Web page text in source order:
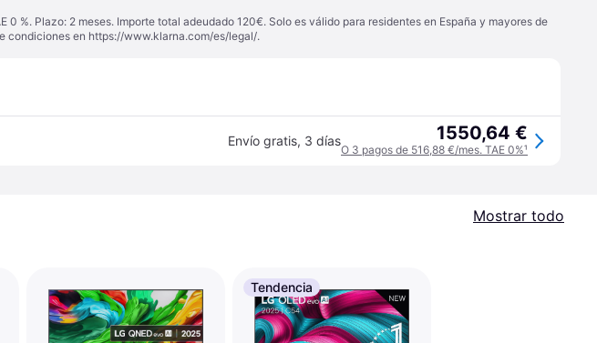
%. Plazo: 2 meses. Importe total adeudado 120€. Solo es válido para residentes en España y mayores de
condiciones en https://www.klarna.com/es/legal/.
Envío gratis, 3 días 1550,64 €
O 3 pagos de 516,88 €/mes. TAE 0%¹
Mostrar todo
Tendencia